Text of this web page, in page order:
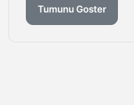
doğrudan etkiler.
Tumunu Goster